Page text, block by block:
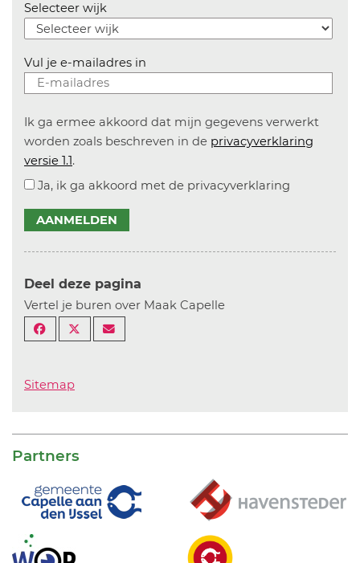
Selecteer wijk
Vul je e-mailadres in
Ik ga ermee akkoord dat mijn gegevens verwerkt
worden zoals beschreven in de privacyverklaring
versie 1.1.
Ja, ik ga akkoord met de privacyverklaring
AANMELDEN
Deel deze pagina
Vertel je buren over Maak Capelle
Sitemap
Partners